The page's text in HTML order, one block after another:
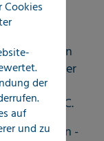
von
zu starken
Stellen oder
LOCATEC.
Sie uns an -
der
auf
und zu